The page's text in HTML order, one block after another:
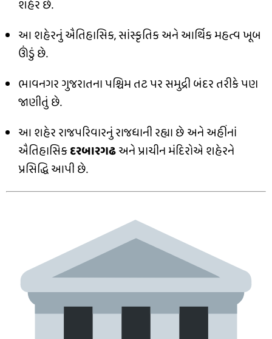
શહેર છે.
આ શહેરનું ઐતિહાસિક, સાંસ્કૃતિક અને આર્થિક મહત્વ ખૂબ
ઊંડું છે.
ભાવનગર ગુજરાતના પશ્ચિમ તટ પર સમુદ્રી બંદર તરીકે પણ
જાણીતું છે.
આ શહેર રાજપરિવારનું રાજધાની રહ્યા છે અને અહીંનાં
ઐતિહાસિકદરબારગઢઅને પ્રાચીન મંદિરોએ શહેરને
પ્રસિદ્ધિ આપી છે.